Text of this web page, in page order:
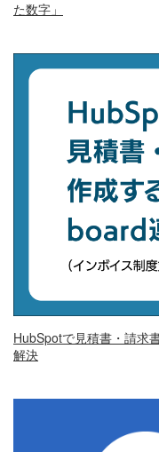
た数字」
HubSpotで見積書・請求
解決